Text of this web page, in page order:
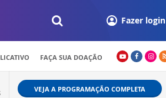
Fazer login
FAÇA SUA DOAÇÃO
VEJA A PROGRAMAÇÃO COMPLETA